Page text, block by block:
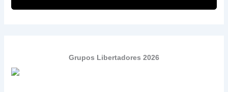
Grupos Libertadores 2026